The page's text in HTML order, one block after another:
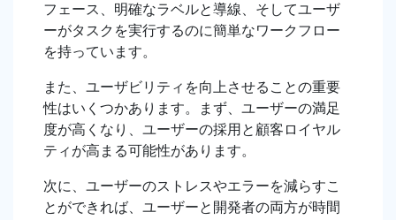
フェース、明確なラベルと導線、そしてユーザ
ーがタスクを実行するのに簡単なワークフロー
を持っています。
また、ユーザビリティを向上させることの重要
性はいくつかあります。まず、ユーザーの満足
度が高くなり、ユーザーの採用と顧客ロイヤル
ティが高まる可能性があります。
次に、ユーザーのストレスやエラーを減らすこ
とができれば、ユーザーと開発者の両方が時間